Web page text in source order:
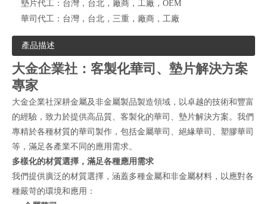
墊片代工： 台灣，台北，廠商，工廠，OEM
華司代工： 台灣，台北，三重，廠商，工廠
產品描述
大金企業社：客製化華司、墊片解決方案
專家
大金企業社深耕金屬及非金屬製品製造領域，以卓越的技術和豐富
的經驗，致力於提供高品質、客製化的華司、墊片解決方案。我們
專精於各種材質的華司製作，包括金屬華司、絕緣華司、塑膠華司
等，滿足各產業不同的應用需求。
多樣化的材質選擇，滿足各種應用需求
我們提供廣泛的材質選擇，涵蓋多種金屬和非金屬材料，以應對各
種嚴苛的環境和應用：